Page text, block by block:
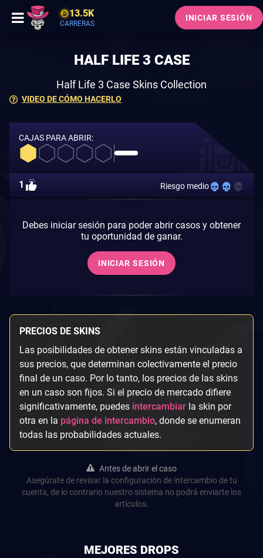
13.5K
CARRERAS
INICIAR SESIÓN
VIDEO DE CÓMO HACERLO
HALF LIFE 3 CASE
Half Life 3 Case Skins Collection
CAJAS PARA ABRIR:
1 Riesgo medio
Debes iniciar sesión para poder abrir casos y obtener
tu oportunidad de ganar.
INICIAR SESIÓN
PRECIOS DE SKINS
Las posibilidades de obtener skins están vinculadas a
sus precios, que determinan colectivamente el precio
final de un caso. Por lo tanto, los precios de las skins
en un caso son fijos. Si el precio de mercado difiere
significativamente, puedes intercambiar la skin por
otra en la página de intercambio, donde se enumeran
todas las probabilidades actuales.
Antes de abrir el caso
Asegúrate de revisar la configuración de intercambio de tu
cuenta, de lo contrario nuestro sistema no podrá enviarte los
artículos.
MEJORES DROPS